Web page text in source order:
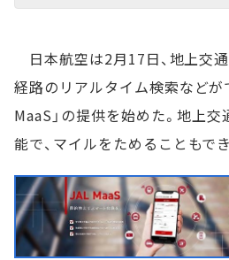
日本航空は2月17日、地上交
経路のリアルタイム検索などが
MaaS」の提供を始めた。地上
能で、マイルをためることもでき